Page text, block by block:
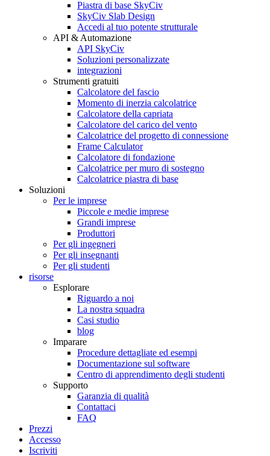
Piastra di base SkyCiv
SkyCiv Slab Design
Accedi al tuo potente strutturale
API & Automazione
API SkyCiv
Soluzioni personalizzate
integrazioni
Strumenti gratuiti
Calcolatore del fascio
Momento di inerzia calcolatrice
Calcolatore della capriata
Calcolatore del carico del vento
Calcolatrice del progetto di connessione
Frame Calculator
Calcolatore di fondazione
Calcolatrice per muro di sostegno
Calcolatrice piastra di base
Soluzioni
Per le imprese
Piccole e medie imprese
Grandi imprese
Produttori
Per gli ingegneri
Per gli insegnanti
Per gli studenti
risorse
Esplorare
Riguardo a noi
La nostra squadra
Casi studio
blog
Imparare
Procedure dettagliate ed esempi
Documentazione sul software
Centro di apprendimento degli studenti
Supporto
Garanzia di qualità
Contattaci
FAQ
Prezzi
Accesso
Iscriviti